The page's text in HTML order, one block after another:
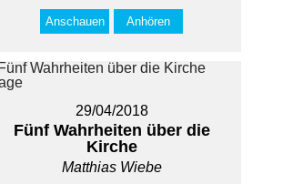
Anschauen Anhören
29/04/2018
Fünf Wahrheiten über die
Kirche
Matthias Wiebe